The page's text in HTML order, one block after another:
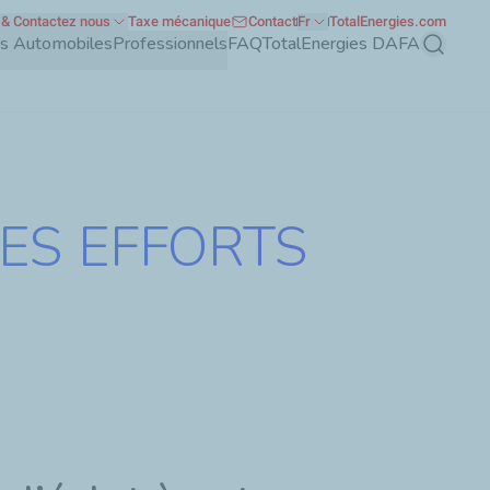
AutomobilesProfessionnelsFAQTotalEnergies DAFA
Contactez nous Taxe mécanique ContactFr TotalEnergies.com
EFFORTS